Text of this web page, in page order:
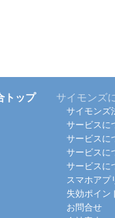
トップ サイモンズ
サイモンズ
サービスに
サービスに
サービスに
サービスに
スマホアプ
失効ポイン
お問合せ